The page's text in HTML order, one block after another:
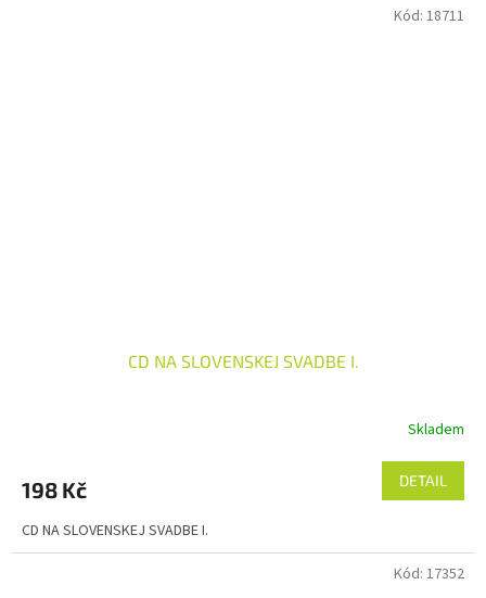
CD NA SLOVENSKEJ SVADBE I.
Skladem
198 Kč DETAIL
CD NA SLOVENSKEJ SVADBE I.
Kód: 18711
Kód: 17352